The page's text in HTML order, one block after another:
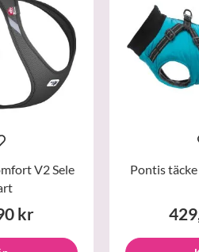
V2 Sele
kr
Pontis täcke